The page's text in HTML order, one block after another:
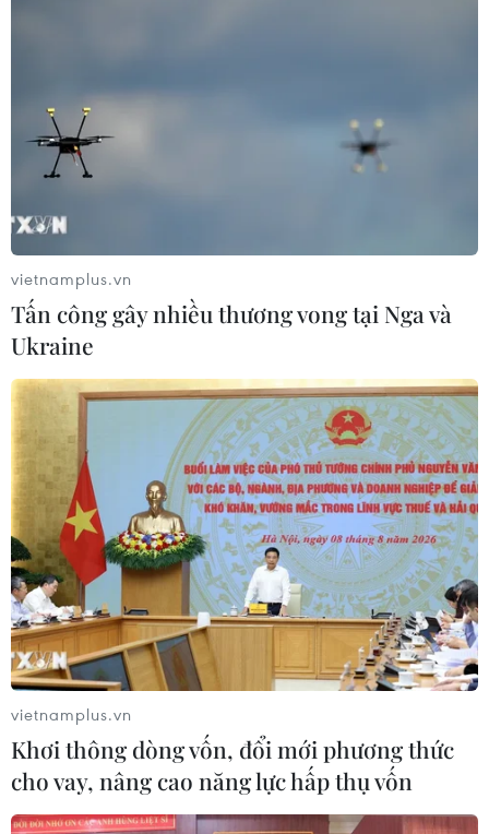
vietnamplus.vn
Tấn công gây nhiều thương vong tại Nga và
Ukraine
vietnamplus.vn
Khơi thông dòng vốn, đổi mới phương thức
cho vay, nâng cao năng lực hấp thụ vốn